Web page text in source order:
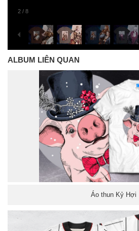
2 / 8
ALBUM LIÊN QUAN
Áo thun Kỷ Hợi